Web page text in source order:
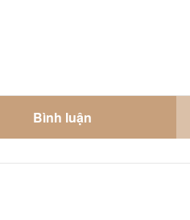
Bình luận